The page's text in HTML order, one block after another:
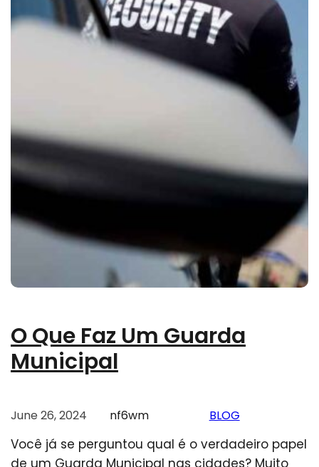
O Que Faz Um Guarda
Municipal
June 26, 2024 nf6wm BLOG
Você já se perguntou qual é o verdadeiro papel